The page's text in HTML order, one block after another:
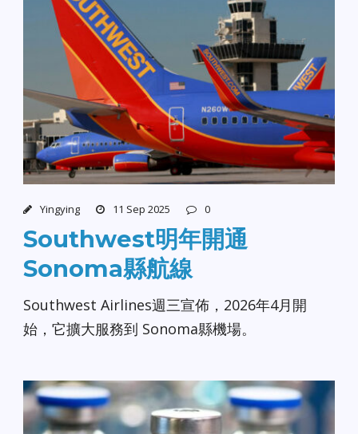
Yingying 11 Sep 2025 0
Southwest明年開通
Sonoma縣航線
Southwest Airlines週三宣佈，2026年4月開
始，它擴大服務到 Sonoma縣機場。